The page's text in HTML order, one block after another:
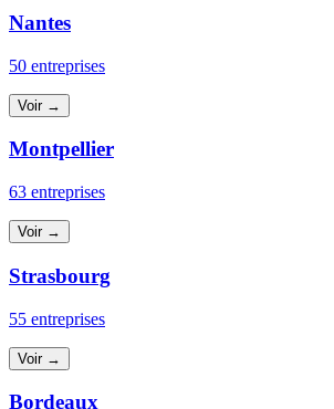
Nantes
50 entreprises
Voir →
Montpellier
63 entreprises
Voir →
Strasbourg
55 entreprises
Voir →
Bordeaux